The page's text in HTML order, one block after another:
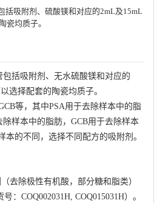
括吸附剂、硫酸镁和对应的2mL及15mL
瓷均质子。
包括吸附剂、无水硫酸镁和对应的
选择配套的陶瓷均质子。
等，其中PSA用于去除样本中的脂
除样本中的脂肪，GCB用于去除样本
本的不同，选择不同配方的吸附剂。
去除极性有机酸，部分糖和脂类）
号：COQ002031H, COQ015031H）。